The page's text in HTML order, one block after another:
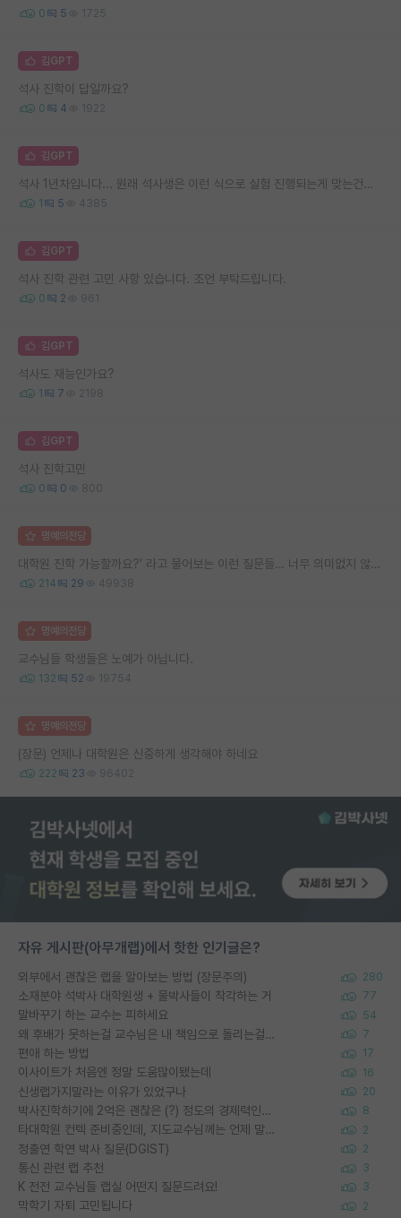
0 5 1725
김GPT
석사 진학이 답일까요?
0 4 1922
김GPT
석사 1년차입니다... 원래 석사생은 이런 식으로 실험 진행되는게 맞는건가요?
1 5 4385
김GPT
석사 진학 관련 고민 사항 있습니다. 조언 부탁드립니다.
0 2 961
김GPT
석사도 재능인가요?
1 7 2198
김GPT
석사 진학고민
0 0 800
명예의전당
대학원 진학 가능할까요?’ 라고 물어보는 이런 질문들… 너무 의미없지 않나요?
214 29 49938
명예의전당
교수님들 학생들은 노예가 아닙니다.
132 52 19754
명예의전당
(장문) 언제나 대학원은 신중하게 생각해야 하네요
222 23 96402
자유 게시판(아무개랩)에서 핫한 인기글은?
외부에서 괜찮은 랩을 알아보는 방법 (장문주의) 280
소재분야 석박사 대학원생 + 물박사들이 착각하는 거 77
말바꾸기 하는 교수는 피하세요 54
왜 후배가 못하는걸 교수님은 내 책임으로 돌리는걸까요? 7
편애 하는 방법 17
이사이트가 처음엔 정말 도움많이됐는데 16
신생랩가지말라는 이유가 있었구나 20
박사진학하기에 2억은 괜찮은 (?) 정도의 경제력인가요 8
타대학원 컨텍 준비중인데, 지도교수님께는 언제 말씀드려야 할까요? 2
정출연 학연 박사 질문(DGIST) 2
통신 관련 랩 추천 3
K 전전 교수님들 랩실 어떤지 질문드려요! 3
막학기 자퇴 고민됩니다 2